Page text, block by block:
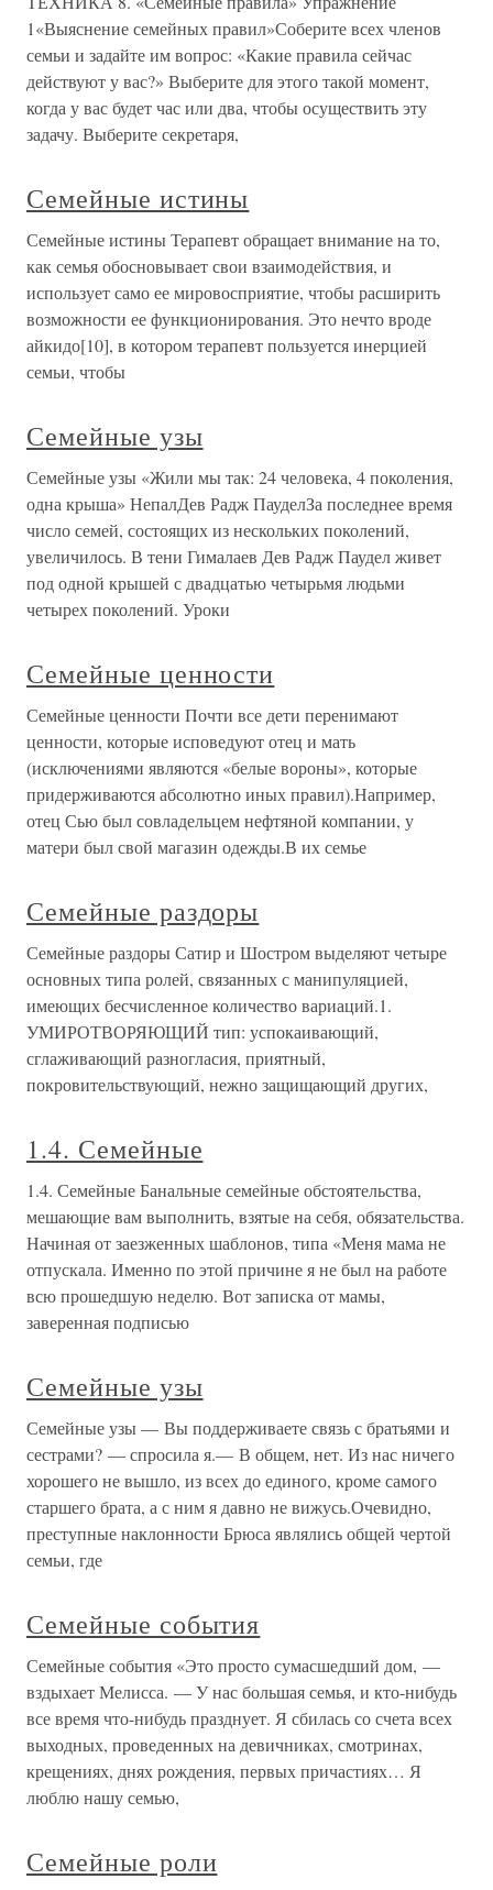
1«Выяснение семейных правил»Соберите всех членов
семьи и задайте им вопрос: «Какие правила сейчас
действуют у вас?» Выберите для этого такой момент,
когда у вас будет час или два, чтобы осуществить эту
задачу. Выберите секретаря,
Семейные истины
Семейные истины Терапевт обращает внимание на то,
как семья обосновывает свои взаимодействия, и
использует само ее мировосприятие, чтобы расширить
возможности ее функционирования. Это нечто вроде
айкидо[10], в котором терапевт пользуется инерцией
семьи, чтобы
Семейные узы
Семейные узы «Жили мы так: 24 человека, 4 поколения,
одна крыша» НепалДев Радж ПауделЗа последнее время
число семей, состоящих из нескольких поколений,
увеличилось. В тени Гималаев Дев Радж Паудел живет
под одной крышей с двадцатью четырьмя людьми
четырех поколений. Уроки
Семейные ценности
Семейные ценности Почти все дети перенимают
ценности, которые исповедуют отец и мать
(исключениями являются «белые вороны», которые
придерживаются абсолютно иных правил).Например,
отец Сью был совладельцем нефтяной компании, у
матери был свой магазин одежды.В их семье
Семейные раздоры
Семейные раздоры Сатир и Шостром выделяют четыре
основных типа ролей, связанных с манипуляцией,
имеющих бесчисленное количество вариаций.1.
УМИРОТВОРЯЮЩИЙ тип: успокаивающий,
сглаживающий разногласия, приятный,
покровительствующий, нежно защищающий других,
1.4. Семейные
1.4. Семейные Банальные семейные обстоятельства,
мешающие вам выполнить, взятые на себя, обязательства.
Начиная от заезженных шаблонов, типа «Меня мама не
отпускала. Именно по этой причине я не был на работе
всю прошедшую неделю. Вот записка от мамы,
заверенная подписью
Семейные узы
Семейные узы — Вы поддерживаете связь с братьями и
сестрами? — спросила я.— В общем, нет. Из нас ничего
хорошего не вышло, из всех до единого, кроме самого
старшего брата, а с ним я давно не вижусь.Очевидно,
преступные наклонности Брюса являлись общей чертой
семьи, где
Семейные события
Семейные события «Это просто сумасшедший дом, —
вздыхает Мелисса. — У нас большая семья, и кто-нибудь
все время что-нибудь празднует. Я сбилась со счета всех
выходных, проведенных на девичниках, смотринах,
крещениях, днях рождения, первых причастиях… Я
люблю нашу семью,
Семейные роли